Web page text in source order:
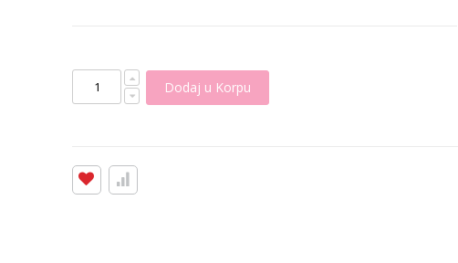
Dodaj u Korpu